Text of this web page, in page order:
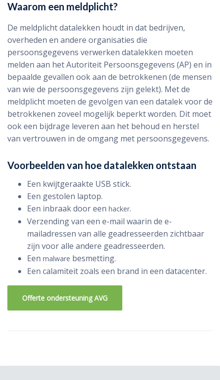
Waarom een meldplicht?
De meldplicht datalekken houdt in dat bedrijven,
overheden en andere organisaties die
persoonsgegevens verwerken datalekken moeten
melden aan het Autoriteit Persoonsgegevens (AP) en in
bepaalde gevallen ook aan de betrokkenen (de mensen
van wie de persoonsgegevens zijn gelekt). Met de
meldplicht moeten de gevolgen van een datalek voor de
betrokkenen zoveel mogelijk beperkt worden. Dit moet
ook een bijdrage leveren aan het behoud en herstel
van vertrouwen in de omgang met persoonsgegevens.
Voorbeelden van hoe datalekken ontstaan
Een kwijtgeraakte USB stick.
Een gestolen laptop.
Een inbraak door een hacker.
Verzending van een e-mail waarin de e-
mailadressen van alle geadresseerden zichtbaar
zijn voor alle andere geadresseerden.
Een malware besmetting.
Een calamiteit zoals een brand in een datacenter.
Offerte ondersteuning AVG